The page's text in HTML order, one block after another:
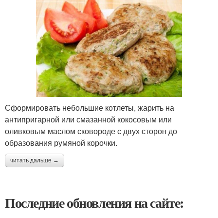
Сформировать небольшие котлеты, жарить на
антипригарной или смазанной кокосовым или
оливковым маслом сковороде с двух сторон до
образования румяной корочки.
читать дальше →
Последние обновления на сайте: